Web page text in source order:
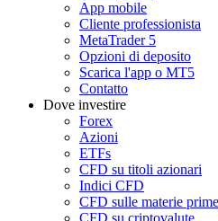
App mobile
Cliente professionista
MetaTrader 5
Opzioni di deposito
Scarica l'app o MT5
Contatto
Dove investire
Forex
Azioni
ETFs
CFD su titoli azionari
Indici CFD
CFD sulle materie prime
CFD su criptovalute